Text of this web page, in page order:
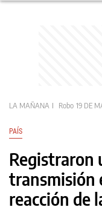
LA MAÑANA Robo 19 DE
PAÍS
Registraron
transmisión
reacción de